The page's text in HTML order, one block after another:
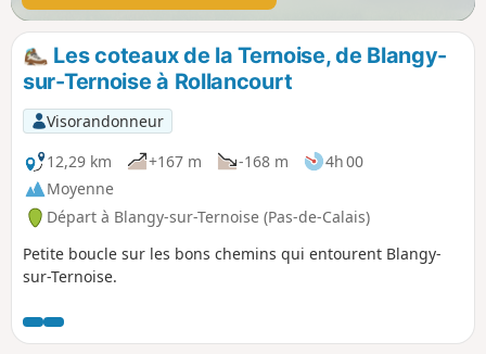
Les coteaux de la Ternoise, de Blangy-
sur-Ternoise à Rollancourt
Visorandonneur
12,29 km
+167 m -168 m
4h 00
Moyenne
Départ à Blangy-sur-Ternoise (Pas-de-Calais)
Petite boucle sur les bons chemins qui entourent Blangy-
sur-Ternoise.